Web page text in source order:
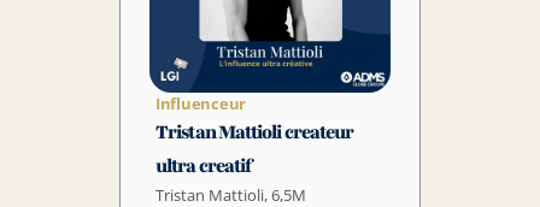
Influenceur
Tristan Mattioli createur
ultra creatif
Tristan Mattioli, 6,5M